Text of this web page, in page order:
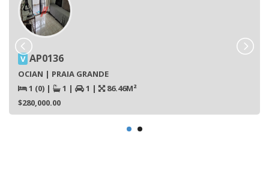
V AP0136
OCIAN | PRAIA GRANDE
1 (0) | 1 | 1 |
86.46M²
$280,000.00